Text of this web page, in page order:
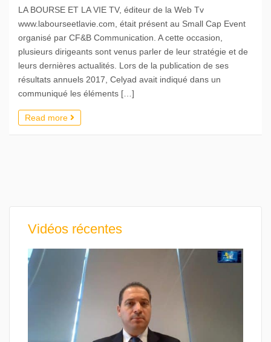
LA BOURSE ET LA VIE TV, éditeur de la Web Tv
www.labourseetlavie.com, était présent au Small Cap Event
organisé par CF&B Communication. A cette occasion,
plusieurs dirigeants sont venus parler de leur stratégie et de
leurs dernières actualités. Lors de la publication de ses
résultats annuels 2017, Celyad avait indiqué dans un
communiqué les éléments […]
Read more
Vidéos récentes